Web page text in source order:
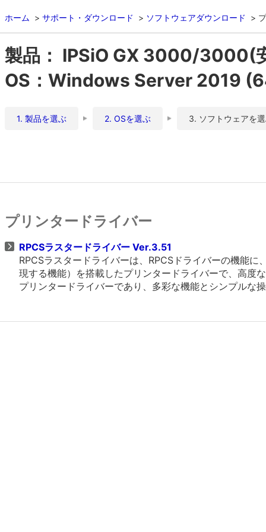
ホーム サポート・ダウンロード ソフトウェアダウンロード
製品： IPSiO GX 3000/3000(
OS：Windows Server 2019
1. 製品を選ぶ 2. OSを選ぶ 3. ソフトウェアを
プリンタードライバー
RPCSラスタードライバー Ver.3.51
RPCSラスタードライバーは、RPCSドライバーの機能
現する機能）を搭載したプリンタードライバーで、高
プリンタードライバーであり、多彩な機能とシンプルな